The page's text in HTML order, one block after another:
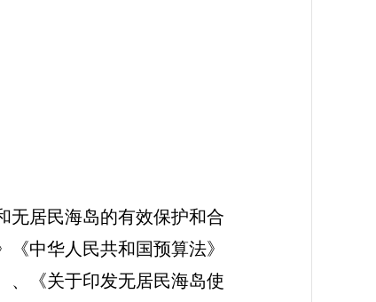
居民海岛的有效保护和合
中华人民共和国预算法》
、《关于印发无居民海岛使